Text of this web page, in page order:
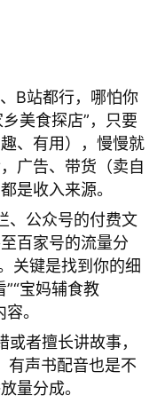
B站都行，哪怕你
美食探店”，只要
、有用），慢慢就
广告、带货（卖自
是收入来源。
、公众号的付费文
百家号的流量分
关键是找到你的细
宝妈辅食教
。
或者擅长讲故事，
有声书配音也是不
量分成。